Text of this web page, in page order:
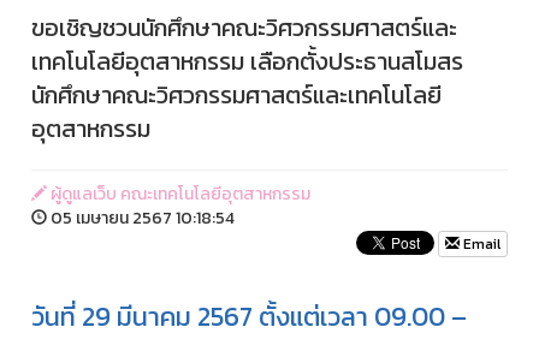
ขอเชิญชวนนักศึกษาคณะวิศวกรรมศาสตร์และ
เทคโนโลยีอุตสาหกรรม เลือกตั้งประธานสโมสร
นักศึกษาคณะวิศวกรรมศาสตร์และเทคโนโลยี
อุตสาหกรรม
ผู้ดูแลเว็บ คณะเทคโนโลยีอุตสาหกรรม
05 เมษายน 2567 10:18:54
Email
วันที่ 29 มีนาคม 2567 ตั้งแต่เวลา 09.00 –